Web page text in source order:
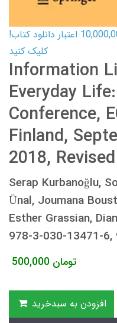
کارت اعتباری کتاب دانلود با 10,000,000 اعتبار دانلود کتاب!
کلیک کنید
Information
Everyday
Conference,
Finland,
2018,
Serap Kurbanoğlu,
Ünal, Joumana
Esther Grassian,
978-3-030-13471-
500,000 تومان
افزودن به سبدخرید